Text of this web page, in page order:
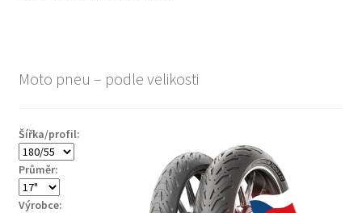
Moto pneu – podle velikosti
Šířka/profil:
Průměr:
Výrobce: